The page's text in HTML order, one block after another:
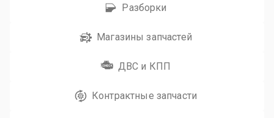
Разборки
Магазины запчастей
ДВС и КПП
Контрактные запчасти